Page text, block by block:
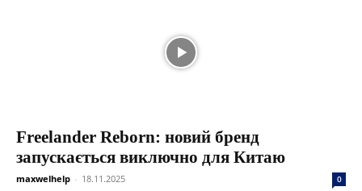
Freelander Reborn: новий бренд
запускається виключно для Китаю
maxwelhelp - 18.11.2025 0